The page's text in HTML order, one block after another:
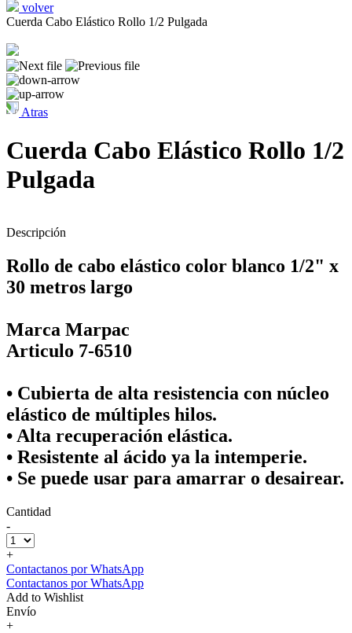
volver
Cuerda Cabo Elástico Rollo 1/2 Pulgada
Atras
Cuerda Cabo Elástico Rollo 1/2
Pulgada
Descripción
Rollo de cabo elástico color blanco 1/2" x
30 metros largo
Marca Marpac
Articulo 7-6510
• Cubierta de alta resistencia con núcleo
elástico de múltiples hilos.
• Alta recuperación elástica.
• Resistente al ácido ya la intemperie.
• Se puede usar para amarrar o desairear.
Cantidad
-
+
Contactanos por WhatsApp
Contactanos por WhatsApp
Add to Wishlist
Envío
+